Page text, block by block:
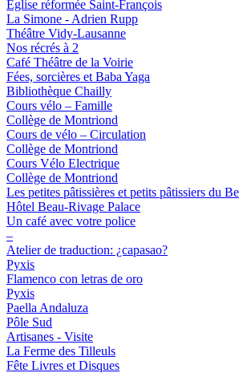
Église réformée Saint-François
La Simone - Adrien Rupp
Théâtre Vidy-Lausanne
Nos récrés à 2
Café Théâtre de la Voirie
Fées, sorcières et Baba Yaga
Bibliothèque Chailly
Cours vélo – Famille
Collège de Montriond
Cours de vélo – Circulation
Collège de Montriond
Cours Vélo Electrique
Collège de Montriond
Les petites pâtissières et petits pâtissiers du
Hôtel Beau-Rivage Palace
Un café avec votre police
–
Atelier de traduction: ¿capasao?
Pyxis
Flamenco con letras de oro
Pyxis
Paella Andaluza
Pôle Sud
Artisanes - Visite
La Ferme des Tilleuls
Fête Livres et Disques